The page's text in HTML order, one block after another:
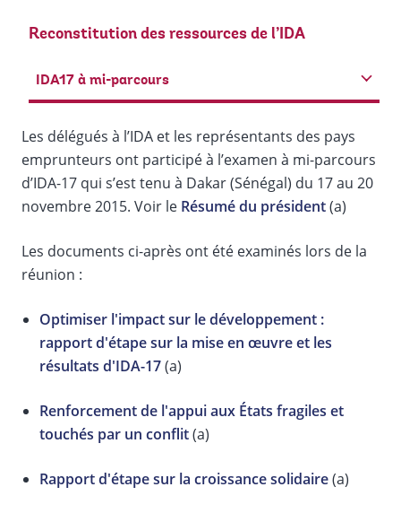
Reconstitution des ressources de l’IDA
IDA17 à mi-parcours
Les délégués à l’IDA et les représentants des pays
emprunteurs ont participé à l’examen à mi-parcours
d’IDA-17 qui s’est tenu à Dakar (Sénégal) du 17 au 20
novembre 2015. Voir le Résumé du président(a)
Les documents ci-après ont été examinés lors de la
réunion :
Optimiser l'impact sur le développement :
rapport d'étape sur la mise en œuvre et les
résultats d'IDA-17(a)
Renforcement de l'appui aux États fragiles et
touchés par un conflit(a)
Rapport d'étape sur la croissance solidaire(a)